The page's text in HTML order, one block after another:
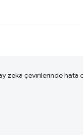
zeka çevirilerinde hata